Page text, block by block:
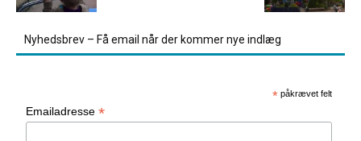
Nyhedsbrev – Få email når der kommer nye indlæg
* påkrævet felt
Emailadresse*